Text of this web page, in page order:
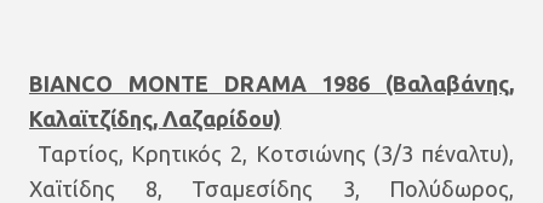
BIANCO MONTE DRAMA 1986 (Βαλαβάνης,
Καλαϊτζίδης, Λαζαρίδου)
Ταρτίος, Κρητικός 2, Κοτσιώνης (3/3 πέναλτυ),
Χαϊτίδης 8, Τσαμεσίδης 3, Πολύδωρος,